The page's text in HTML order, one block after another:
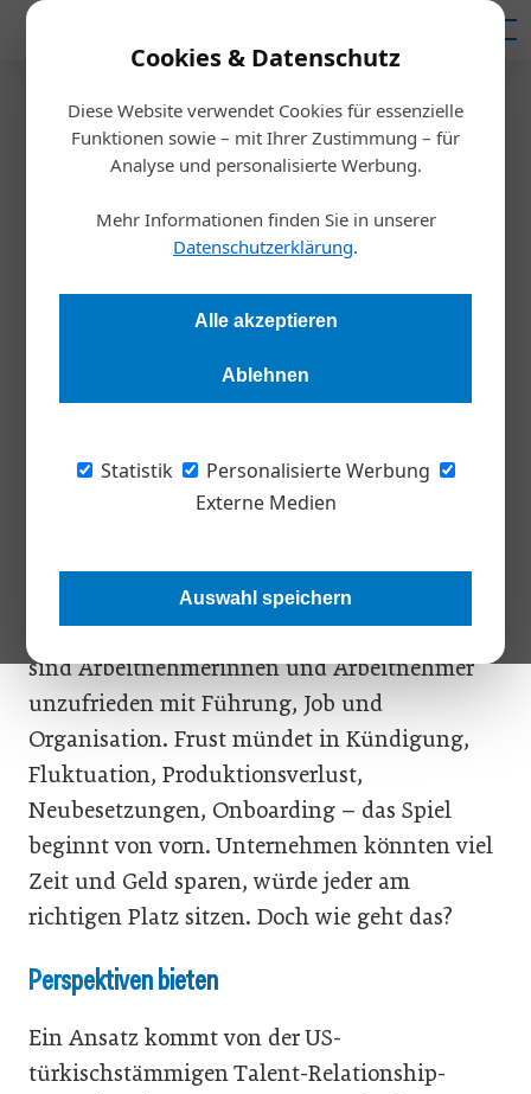
Cookies & Datenschutz
Diese Website verwendet Cookies für essenzielle
Funktionen sowie – mit Ihrer Zustimmung – für
Analyse und personalisierte Werbung.
Mehr Informationen finden Sie in unserer
Datenschutzerklärung.
Alle akzeptieren
Ablehnen
Statistik
Personalisierte Werbung
Externe Medien
Auswahl speichern
Startseite/Inspiration
Mitarbeiterdiagnostik
Neu organisieren statt
rekrutieren
Bei der Suche nach Arbeitskräften lohnt ein diagnostischer
wenn gute Leute vielleicht nur am falschen Platz sitzen?
Arbeitskräftemangel, weil er alle
Qualifikationen betrifft. Doch gleichzeitig
sind Arbeitnehmerinnen und Arbeitnehmer
unzufrieden mit Führung, Job und
Organisation. Frust mündet in Kündigung,
Fluktuation, Produktionsverlust,
Neubesetzungen, Onboarding – das Spiel
beginnt von vorn. Unternehmen könnten viel
Zeit und Geld sparen, würde jeder am
richtigen Platz sitzen. Doch wie geht das?
Perspektiven bieten
Ein Ansatz kommt von der US-
türkischstämmigen Talent-Relationship-